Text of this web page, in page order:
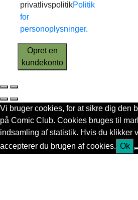
privatlivspolitikPolitik
for
personoplysninger.
Opret en
kundekonto
Vi bruger cookies, for at sikre dig den
på Comic Club. Cookies bruges til
indsamling af statistik. Hvis du klikker
accepterer du brugen af cookies. Ok